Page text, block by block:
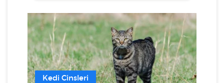
Kedi Cinsleri